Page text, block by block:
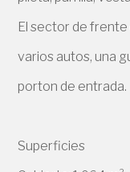
El sector de
varios autos, una
porton de entrada.
Superficies